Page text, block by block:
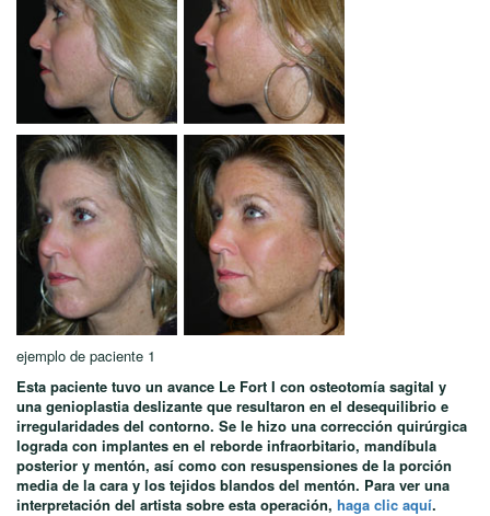
ejemplo de paciente 1
Esta paciente tuvo un avance Le Fort I con osteotomía sagital y
una genioplastia deslizante que resultaron en el desequilibrio e
irregularidades del contorno. Se le hizo una corrección quirúrgica
lograda con implantes en el reborde infraorbitario, mandíbula
posterior y mentón, así como con resuspensiones de la porción
media de la cara y los tejidos blandos del mentón. Para ver una
interpretación del artista sobre esta operación, haga clic aquí.